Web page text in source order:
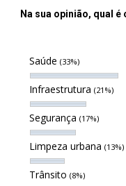
Na sua opinião, qual
Saúde (33%)
Infraestrutura (21%)
Segurança (17%)
Limpeza urbana (13%)
Trânsito (8%)